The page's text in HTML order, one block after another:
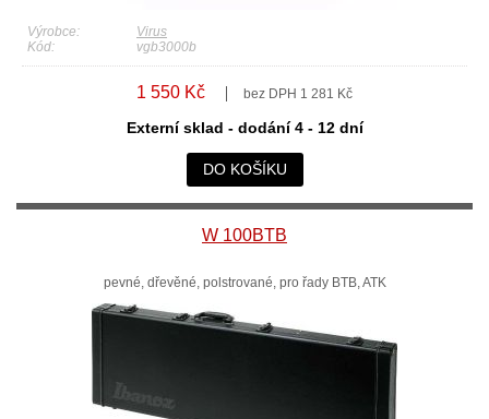
Výrobce:
Virus
Kód:
vgb3000b
1 550 Kč bez DPH 1 281 Kč
Externí sklad - dodání 4 - 12 dní
DO KOŠÍKU
W 100BTB
pevné, dřevěné, polstrované, pro řady BTB, ATK